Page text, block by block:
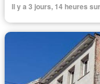
Il y a 3 jours, 14 heures